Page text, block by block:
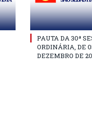
PAUTA DA 30ª
ORDINÁRIA, DE
DEZEMBRO DE